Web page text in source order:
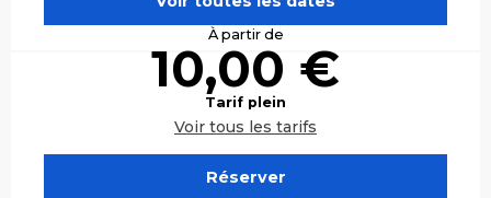
À partir de
10,00 €
Tarif plein
Voir tous les tarifs
Réserver